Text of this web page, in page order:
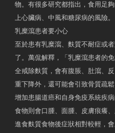
物。有很多研究都指出，食用足
上心臟病、中風和糖尿病的風險。
乳糜瀉患者要小心
至於患有乳糜瀉、麩質不耐症或
了。萬侃解釋，「乳糜瀉患者的
全戒除麩質，會有腹脹、肚瀉、
重下降外，還可能會引致骨質疏
增加患腸道癌和自身免疫系統疾
食物則會口腫、面腫、皮膚痕癢
進食麩質食物後症狀相對較輕，